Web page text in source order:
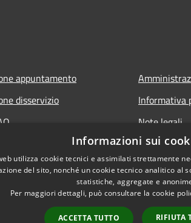
appuntamento
disservizio
Informativa
Note legali
Informazioni sui
utilizza cookie tecnici e assimilati strettamente
del sito, nonché un cookie tecnico analitico al
statistiche, aggregate e
Per maggiori dettagli, può consultare la cookie
ACCETTA TUTTO RIFIUTA